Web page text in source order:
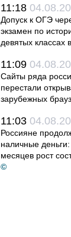
11:18
Допуск к ОГЭ
экзамен по
девятых классах
11:09
Сайты ряда
перестали
зарубежных
11:03
Россияне
наличные
месяцев рост
©